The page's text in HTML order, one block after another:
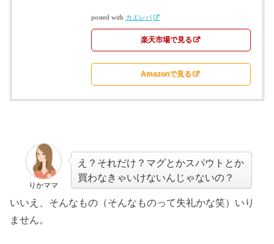
posted with カエレバ
楽天市場で見る
Amazonで見る
りかママ
え？それだけ？マグとかスパウトとか
買わなきゃいけないんじゃないの？
いいえ、そんなもの（そんなものって失礼かな笑）いり
ません。